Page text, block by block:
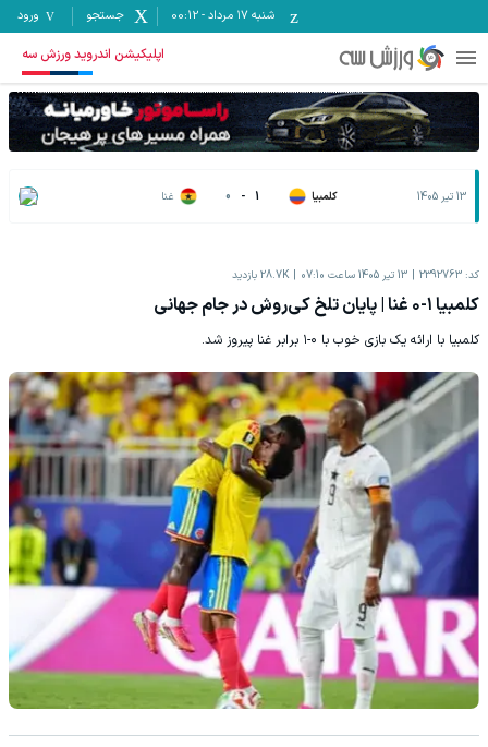
شنبه ۱۷ مرداد -
00:12 جستجو ورود
اپلیکیشن اندروید ورزش سه
13 تیر 1405 کلمبیا 1
-
0 غنا
کد: 2392763 13 تیر 1405 ساعت 07:10 28.7K بازدید
کلمبیا ۱-۰ غنا | پایان تلخ کی‌روش در جام جهانی
کلمبیا با ارائه یک بازی خوب با ۰-۱ برابر غنا پیروز شد.